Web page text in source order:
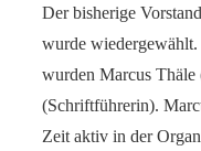
Der bisherige
wurde
wurden Marcus Thäle
(Schriftführerin).
Zeit aktiv in der